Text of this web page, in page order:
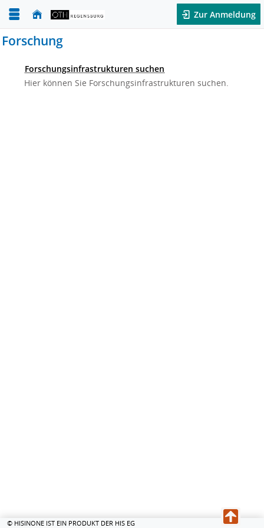
Zur Anmeldung
Forschung
Forschungsinfrastrukturen suchen
Hier können Sie Forschungsinfrastrukturen suchen.
© HISINONE IST EIN PRODUKT DER HIS EG